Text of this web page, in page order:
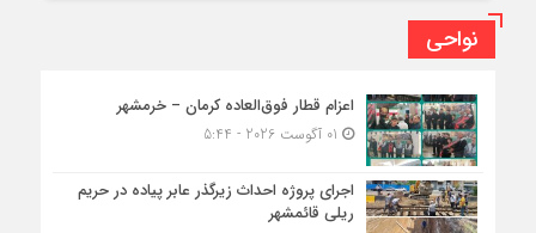
نواحی
اعزام قطار فوق‌العاده کرمان – خرمشهر
اجرای پروژه احداث زیرگذر عابر پیاده در حریم
ریلی قائمشهر